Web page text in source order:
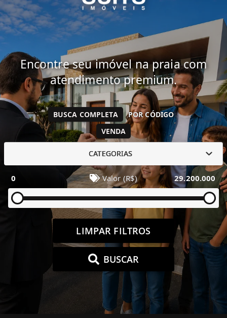
Encontre seu imóvel na praia com
atendimento premium.
VENDA
BUSCA COMPLETA POR CÓDIGO
CATEGORIAS
0 Valor (R$) 29.200.000
LIMPAR FILTROS
BUSCAR